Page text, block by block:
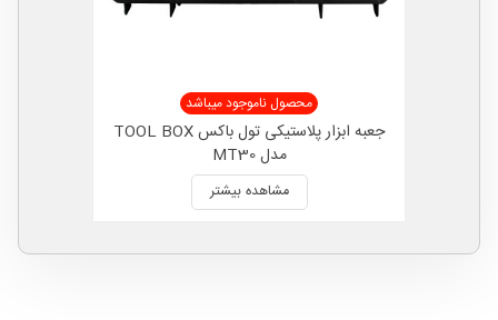
محصول ناموجود میباشد
جعبه ابزار پلاستیکی تول باکس TOOL BOX
مدل MT30
مشاهده بیشتر